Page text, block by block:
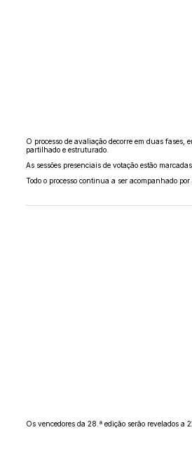
O processo de avaliação decorre em duas
partilhado e estruturado.
As sessões presenciais de votação estão
Todo o processo continua a ser acompanhado
Os vencedores da 28.ª edição serão revelados